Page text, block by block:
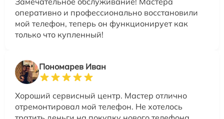
оперативно и профессионально восстановили
мой телефон, теперь он функционирует как
только что купленный!
Пономарев Иван
Хороший сервисный центр. Мастер отлично
отремонтировал мой телефон. Не хотелось